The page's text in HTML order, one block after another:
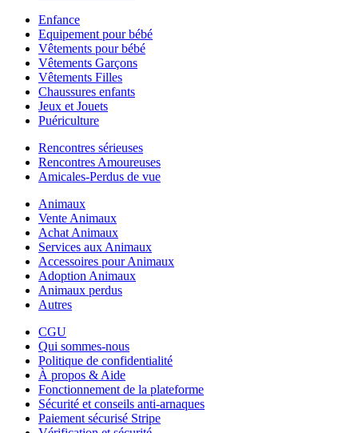
Enfance
Equipement pour bébé
Vêtements pour bébé
Vêtements Garçons
Vêtements Filles
Chaussures enfants
Jeux et Jouets
Puériculture
Rencontres sérieuses
Rencontres Amoureuses
Amicales-Perdus de vue
Animaux
Vente Animaux
Achat Animaux
Services aux Animaux
Accessoires pour Animaux
Adoption Animaux
Animaux perdus
Autres
CGU
Qui sommes-nous
Politique de confidentialité
À propos & Aide
Fonctionnement de la plateforme
Sécurité et conseils anti-arnaques
Paiement sécurisé Stripe